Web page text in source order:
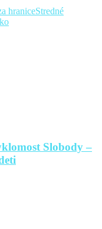
hraniceStredné
Slobody –